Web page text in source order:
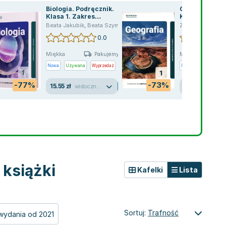
-77%
Biologia. Podręcznik.
Klasa 1. Zakres
podstawowy. Liceum i
technikum
Beata Jakubik, Beata Szymańska Szymańska Renata
0.0
Miękka Pakujemy jutro
Nowa Używana Wyprzedaż
15.55 zł -73%
Geografia.
Klasa 1.
podstawowy.
Zbigniew
Miękka
Nowa
od 2021
Kafelki Lista
Sortuj: Trafność